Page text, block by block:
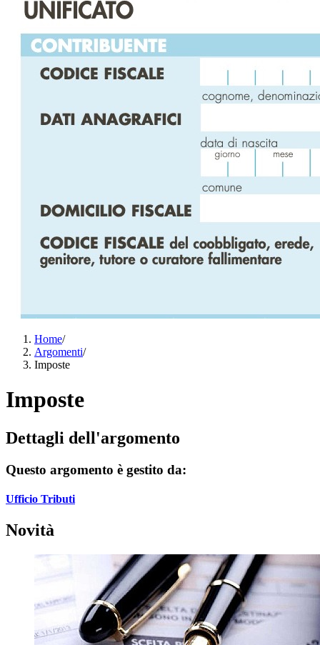
Home/
Argomenti/
Imposte
Imposte
Dettagli dell'argomento
Questo argomento è gestito da:
Ufficio Tributi
Novità